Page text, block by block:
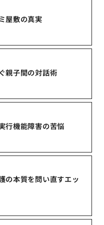
屋敷の真実
親子間の対話術
行機能障害の苦悩
の本質を問い直すエッ